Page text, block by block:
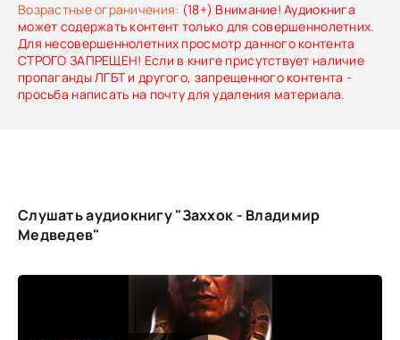
Возрастные ограничения: (18+) Внимание! Аудиокнига
может содержать контент только для совершеннолетних.
Для несовершеннолетних просмотр данного контента
СТРОГО ЗАПРЕЩЕН! Если в книге присутствует наличие
пропаганды ЛГБТ и другого, запрещенного контента -
просьба написать на почту для удаления материала.
Слушать аудиокнигу "Заххок - Владимир
Медведев"